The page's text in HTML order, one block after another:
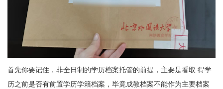
首先你要记住，非全日制的学历档案托管的前提，主要是看取 得学
历之前是否有前置学历学籍档案，毕竟成教档案不能作为主要档案